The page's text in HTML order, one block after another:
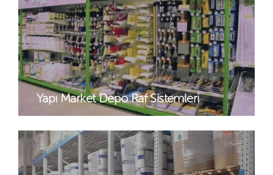
Yapı Market Depo Raf Sistemleri